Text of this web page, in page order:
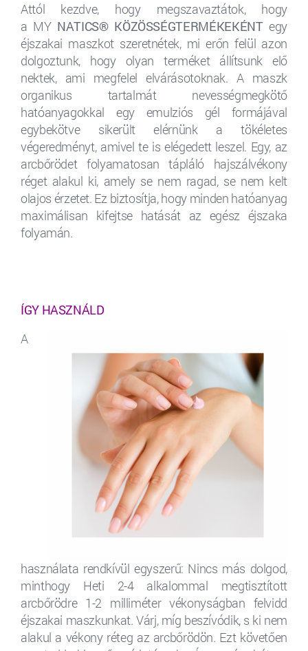
Attól kezdve, hogy megszavaztátok, hogy
a MY NATICS® KÖZÖSSÉGTERMÉKEKÉNTegy
éjszakai maszkot szeretnétek, mi erőn felül azon
dolgoztunk, hogy olyan terméket állítsunk elő
nektek, ami megfelel elvárásotoknak. A maszk
organikus tartalmát nevességmegkötő
hatóanyagokkal egy emulziós gél formájával
egybekötve sikerült elérnünk a tökéletes
végeredményt, amivel te is elégedett leszel. Egy, az
arcbőrödet folyamatosan tápláló hajszálvékony
réget alakul ki, amely se nem ragad, se nem kelt
olajos érzetet. Ez biztosítja, hogy minden hatóanyag
maximálisan kifejtse hatását az egész éjszaka
folyamán.
ÍGY HASZNÁLD
A
használata rendkívül egyszerű: Nincs más dolgod,
minthogy Heti 2-4 alkalommal megtisztított
arcbőrödre 1-2 milliméter vékonyságban felvidd
éjszakai maszkunkat. Várj, míg beszívódik, s ki nem
alakul a vékony réteg az arcbőrödön. Ezt követően